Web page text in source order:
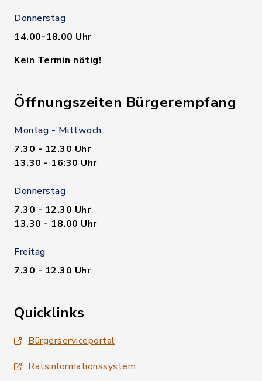
Donnerstag
14.00-18.00 Uhr
Kein Termin nötig!
Öffnungszeiten Bürgerempfang
Montag - Mittwoch
7.30 - 12.30 Uhr
13.30 - 16:30 Uhr
Donnerstag
7.30 - 12.30 Uhr
13.30 - 18.00 Uhr
Freitag
7.30 - 12.30 Uhr
Quicklinks
Bürgerserviceportal
Ratsinformationssystem